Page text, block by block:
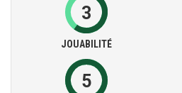
3
JOUABILITÉ
5